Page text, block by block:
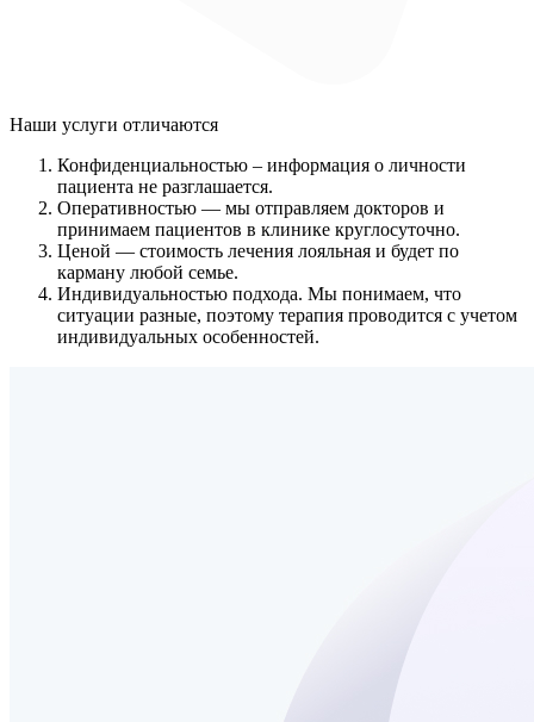
Наши услуги отличаются
Конфиденциальностью – информация о личности
пациента не разглашается.
Оперативностью — мы отправляем докторов и
принимаем пациентов в клинике круглосуточно.
Ценой — стоимость лечения лояльная и будет по
карману любой семье.
Индивидуальностью подхода. Мы понимаем, что
ситуации разные, поэтому терапия проводится с учетом
индивидуальных особенностей.